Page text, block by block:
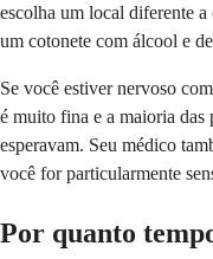
escolha um local diferente
um cotonete com álcool e
Se você estiver nervoso
é muito fina e a maioria das
esperavam. Seu médico
você for particularmente
Por quanto